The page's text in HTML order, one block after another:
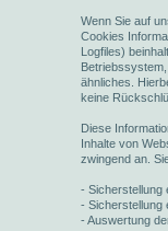
Wenn Sie auf
Cookies
Logfiles)
ähnliches.
keine
Diese
Inhalte von
zwingend an.
- Sicherstellung
- Sicherstellung
- Auswertung